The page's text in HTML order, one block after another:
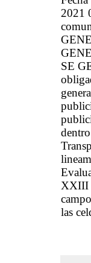
2021
SE
XXIII
las